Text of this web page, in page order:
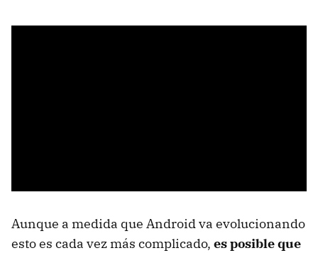
Aunque a medida que Android va evolucionando
esto es cada vez más complicado, es posible que